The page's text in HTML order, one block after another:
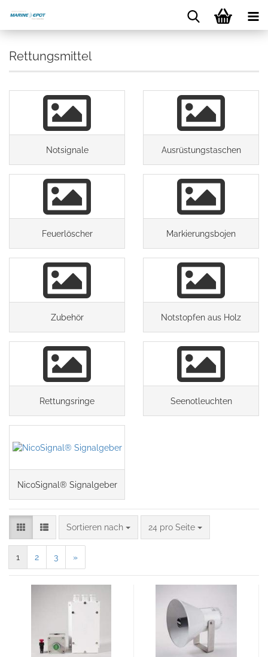
Rettungsmittel
Notsignale Ausrüstungstaschen
Feuerlöscher Markierungsbojen
Zubehör Notstopfen aus Holz
Rettungsringe Seenotleuchten
NicoSignal® Signalgeber
Sortieren nach 24 pro Seite
1 2 3 »